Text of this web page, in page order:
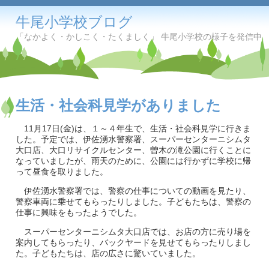
牛尾小学校ブログ
「なかよく・かしこく・たくましく」 牛尾小学校の様子を発信中
生活・社会科見学がありました
11月17日(金)は、１～４年生で、生活・社会科見学に行きま
した。予定では、伊佐湧水警察署、スーパーセンターニシムタ
大口店、大口リサイクルセンター、曽木の滝公園に行くことに
なっていましたが、雨天のために、公園には行かずに学校に帰
って昼食を取りました。
伊佐湧水警察署では、警察の仕事についての動画を見たり、
警察車両に乗せてもらったりしました。子どもたちは、警察の
仕事に興味をもったようでした。
スーパーセンターニシムタ大口店では、お店の方に売り場を
案内してもらったり、バックヤードを見せてもらったりしまし
た。子どもたちは、店の広さに驚いていました。